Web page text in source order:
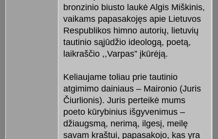
bronzinio biusto laukė Algis Miškinis,
vaikams papasakojęs apie Lietuvos
Respublikos himno autorių, lietuvių
tautinio sąjūdžio ideologą, poetą,
laikraščio ,,Varpas” įkūrėją.
Keliaujame toliau prie tautinio
atgimimo dainiaus – Maironio (Juris
Čiurlionis). Juris perteikė mums
poeto kūrybinius išgyvenimus –
džiaugsmą, nerimą, ilgesį, meilę
savam kraštui, papasakojo, kas yra